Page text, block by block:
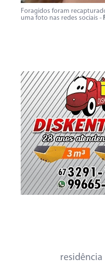
Foragidos foram
uma foto nas redes sociais -